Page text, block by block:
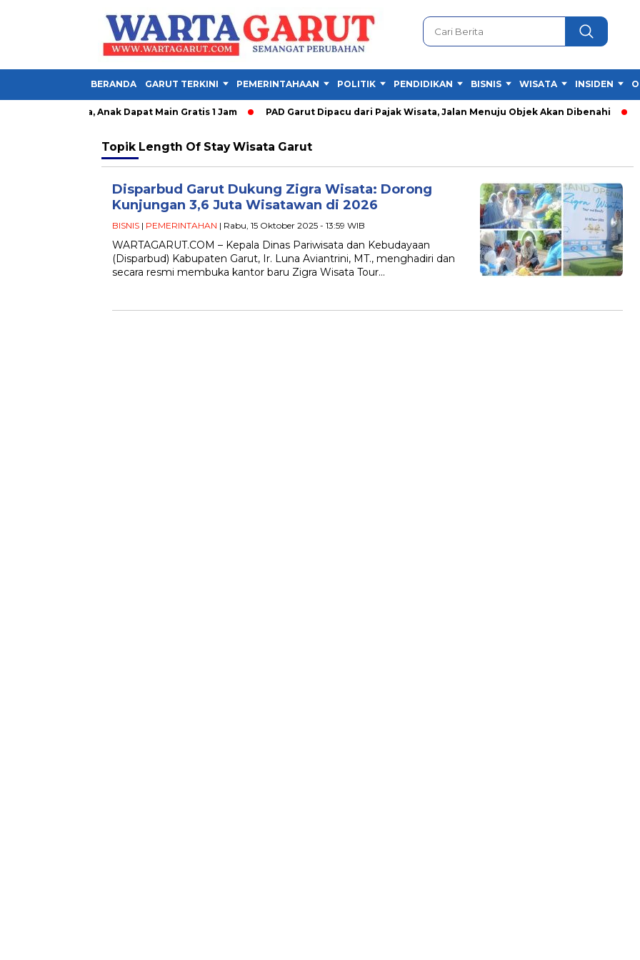
BERANDA GARUT TERKINI PEMERINTAHAAN POLITIK PENDIDIKAN BISNIS WISATA INSIDEN
Garut Dibuka, Anak Dapat Main Gratis 1 Jam PAD Garut Dipacu dari Pajak Wisata, Jalan Menuju Objek Akan Dibenahi
Topik Length Of Stay Wisata Garut
Disparbud Garut Dukung Zigra Wisata: Dorong
Kunjungan 3,6 Juta Wisatawan di 2026
BISNIS | PEMERINTAHAN | Rabu, 15 Oktober 2025 - 13:59 WIB
WARTAGARUT.COM – Kepala Dinas Pariwisata dan Kebudayaan
(Disparbud) Kabupaten Garut, Ir. Luna Aviantrini, MT., menghadiri dan
secara resmi membuka kantor baru Zigra Wisata Tour…